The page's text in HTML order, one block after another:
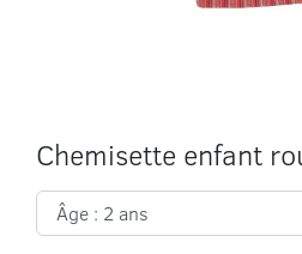
Chemisette enfant